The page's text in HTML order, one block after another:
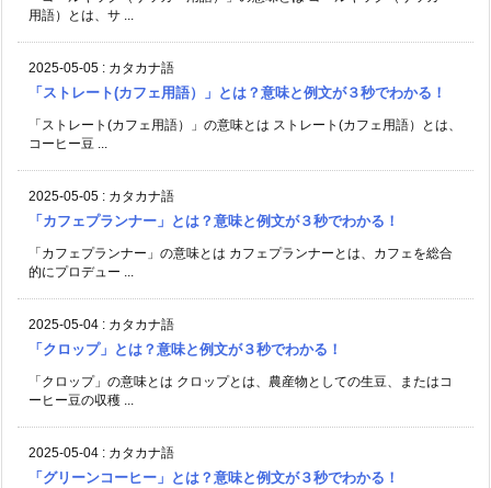
用語）とは、サ ...
2025-05-05 : カタカナ語
「ストレート(カフェ用語）」とは？意味と例文が３秒でわかる！
「ストレート(カフェ用語）」の意味とは ストレート(カフェ用語）とは、
コーヒー豆 ...
2025-05-05 : カタカナ語
「カフェプランナー」とは？意味と例文が３秒でわかる！
「カフェプランナー」の意味とは カフェプランナーとは、カフェを総合
的にプロデュー ...
2025-05-04 : カタカナ語
「クロップ」とは？意味と例文が３秒でわかる！
「クロップ」の意味とは クロップとは、農産物としての生豆、またはコ
ーヒー豆の収穫 ...
2025-05-04 : カタカナ語
「グリーンコーヒー」とは？意味と例文が３秒でわかる！